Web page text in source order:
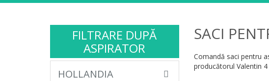
FILTRARE DUPĂ
ASPIRATOR
HOLLANDIA
SACI
Comandă saci pentru
producătorul Valentin